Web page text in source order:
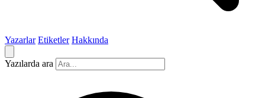
Yazarlar Etiketler Hakkında
Yazılarda ara